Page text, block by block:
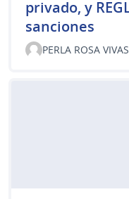
privado, y
sanciones
PERLA ROSA